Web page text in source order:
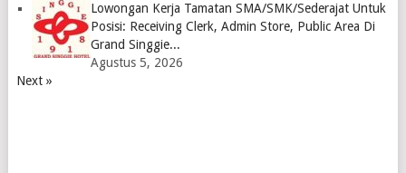
Lowongan Kerja Tamatan SMA/SMK/Sederajat Untuk
Posisi: Receiving Clerk, Admin Store, Public Area Di
Grand Singgie...
Agustus 5, 2026
Next »